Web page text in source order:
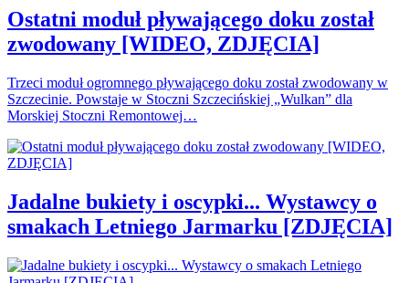
Ostatni moduł pływającego doku został
zwodowany [WIDEO, ZDJĘCIA]
Trzeci moduł ogromnego pływającego doku został zwodowany w
Szczecinie. Powstaje w Stoczni Szczecińskiej „Wulkan” dla
Morskiej Stoczni Remontowej…
Jadalne bukiety i oscypki... Wystawcy o
smakach Letniego Jarmarku [ZDJĘCIA]